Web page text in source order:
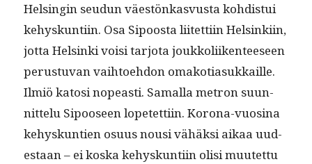
Helsin­gin seudun väestönkasvus­ta kohdis­tui
kehyskun­ti­in. Osa Sipoos­ta liitet­ti­in Helsinki­in,
jot­ta Helsin­ki voisi tar­jo­ta joukkoli­iken­teeseen
perus­tu­van vai­h­toe­hdon omako­ti­a­sukkaille.
Ilmiö katosi nopeasti. Samal­la metron suun­
nit­telu Sipooseen lopetet­ti­in. Korona-vuosi­na
kehyskun­tien osu­us nousi vähäk­si aikaa uud­
estaan – ei kos­ka kehyskun­ti­in olisi muutet­tu